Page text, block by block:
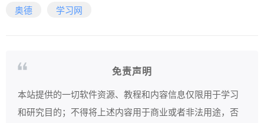
奥德 学习网
免责声明
本站提供的一切软件资源、教程和内容信息仅限用于学习
和研究目的；不得将上述内容用于商业或者非法用途，否